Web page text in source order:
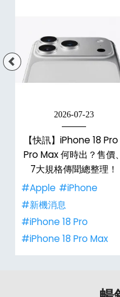
2026-07-23
【快訊】iPhone 18
Pro Max 何時出？售價、
7大規格傳聞總整理！
#Apple #iPhone
#新機消息
#iPhone 18 Pro
#iPhone 18 Pro Max